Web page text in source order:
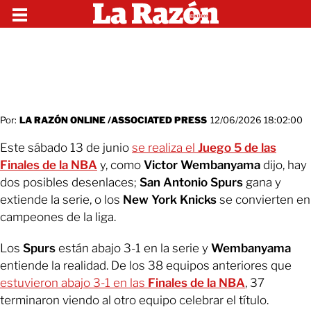
Por: LA RAZÓN ONLINE /ASSOCIATED PRESS 12/06/2026 18:02:00
Este sábado 13 de junio se realiza el Juego 5 de las
Finales de la NBA y, como Victor Wembanyama dijo, hay
dos posibles desenlaces; San Antonio Spurs gana y
extiende la serie, o los New York Knicks se convierten en
campeones de la liga.
Los Spurs están abajo 3-1 en la serie y Wembanyama
entiende la realidad. De los 38 equipos anteriores que
estuvieron abajo 3-1 en las Finales de la NBA, 37
terminaron viendo al otro equipo celebrar el título.